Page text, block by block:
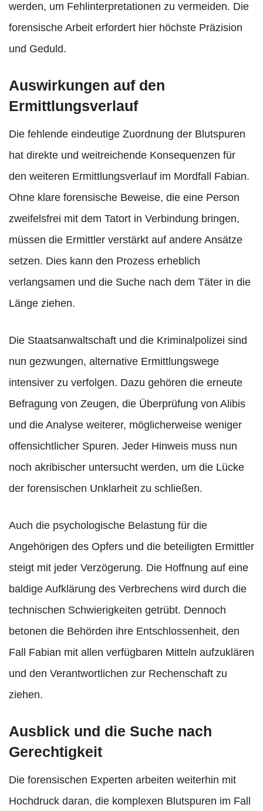
werden, um Fehlinterpretationen zu vermeiden. Die
forensische Arbeit erfordert hier höchste Präzision
und Geduld.
Auswirkungen auf den
Ermittlungsverlauf
Die fehlende eindeutige Zuordnung der Blutspuren
hat direkte und weitreichende Konsequenzen für
den weiteren Ermittlungsverlauf im Mordfall Fabian.
Ohne klare forensische Beweise, die eine Person
zweifelsfrei mit dem Tatort in Verbindung bringen,
müssen die Ermittler verstärkt auf andere Ansätze
setzen. Dies kann den Prozess erheblich
verlangsamen und die Suche nach dem Täter in die
Länge ziehen.
Die Staatsanwaltschaft und die Kriminalpolizei sind
nun gezwungen, alternative Ermittlungswege
intensiver zu verfolgen. Dazu gehören die erneute
Befragung von Zeugen, die Überprüfung von Alibis
und die Analyse weiterer, möglicherweise weniger
offensichtlicher Spuren. Jeder Hinweis muss nun
noch akribischer untersucht werden, um die Lücke
der forensischen Unklarheit zu schließen.
Auch die psychologische Belastung für die
Angehörigen des Opfers und die beteiligten Ermittler
steigt mit jeder Verzögerung. Die Hoffnung auf eine
baldige Aufklärung des Verbrechens wird durch die
technischen Schwierigkeiten getrübt. Dennoch
betonen die Behörden ihre Entschlossenheit, den
Fall Fabian mit allen verfügbaren Mitteln aufzuklären
und den Verantwortlichen zur Rechenschaft zu
ziehen.
Ausblick und die Suche nach
Gerechtigkeit
Die forensischen Experten arbeiten weiterhin mit
Hochdruck daran, die komplexen Blutspuren im Fall